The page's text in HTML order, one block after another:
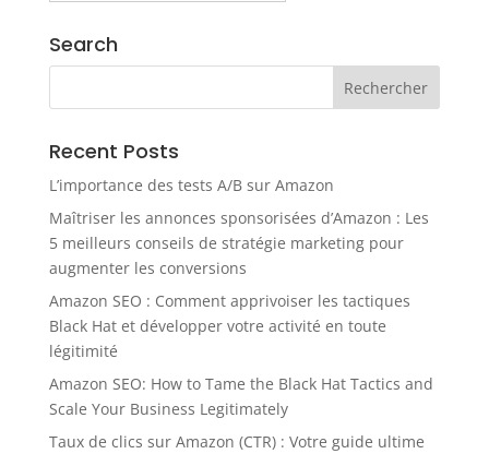
Search
Recent Posts
L’importance des tests A/B sur Amazon
Maîtriser les annonces sponsorisées d’Amazon : Les
5 meilleurs conseils de stratégie marketing pour
augmenter les conversions
Amazon SEO : Comment apprivoiser les tactiques
Black Hat et développer votre activité en toute
légitimité
Amazon SEO: How to Tame the Black Hat Tactics and
Scale Your Business Legitimately
Taux de clics sur Amazon (CTR) : Votre guide ultime